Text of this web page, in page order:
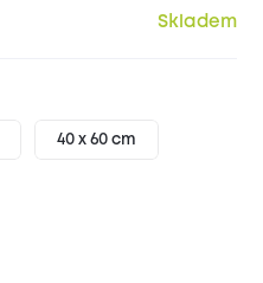
Skladem
40 x 60 cm